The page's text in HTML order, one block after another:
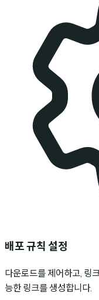
배포 규칙 설정
다운로드를 제어하고, 링
능한 링크를 생성합니다.